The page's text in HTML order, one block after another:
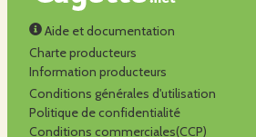
Aide et documentation
Charte producteurs
Information producteurs
Conditions générales d'utilisation
Politique de confidentialité
Conditions commerciales(CCP)